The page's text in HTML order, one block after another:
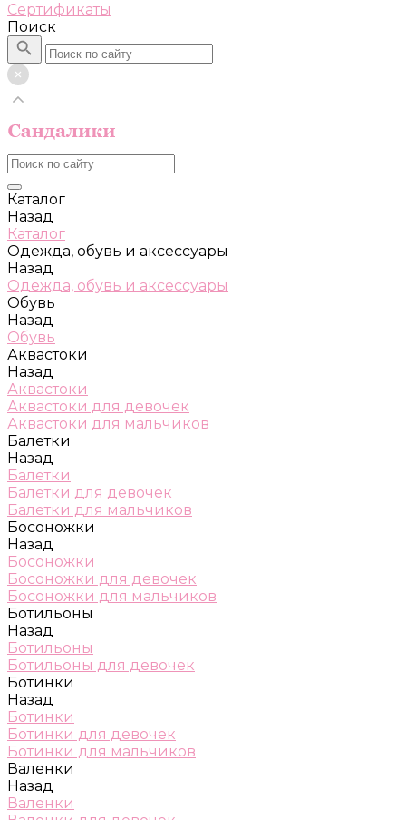
Сертификаты
Поиск
Каталог
Назад
Каталог
Одежда, обувь и аксессуары
Назад
Одежда, обувь и аксессуары
Обувь
Назад
Обувь
Аквастоки
Назад
Аквастоки
Аквастоки для девочек
Аквастоки для мальчиков
Балетки
Назад
Балетки
Балетки для девочек
Балетки для мальчиков
Босоножки
Назад
Босоножки
Босоножки для девочек
Босоножки для мальчиков
Ботильоны
Назад
Ботильоны
Ботильоны для девочек
Ботинки
Назад
Ботинки
Ботинки для девочек
Ботинки для мальчиков
Валенки
Назад
Валенки